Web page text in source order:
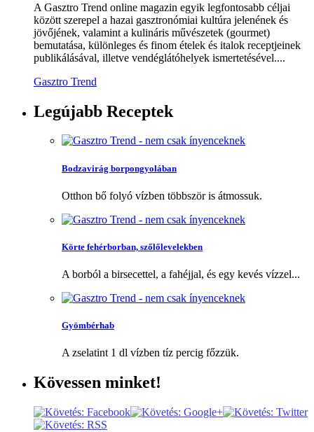
A Gasztro Trend online magazin egyik legfontosabb céljai
között szerepel a hazai gasztronómiai kultúra jelenének és
jövőjének, valamint a kulináris művészetek (gourmet)
bemutatása, különleges és finom ételek és italok receptjeinek
publikálásával, illetve vendéglátóhelyek ismertetésével....
Gasztro Trend
Legújabb Receptek
Bodzavirág borpongyolában
Otthon bő folyó vízben többször is átmossuk.
Körte fehérborban, szőlőlevelekben
A borból a birsecettel, a fahéjjal, és egy kevés vízzel...
Gyömbérhab
A zselatint 1 dl vízben tíz percig főzzük.
Kövessen minket!